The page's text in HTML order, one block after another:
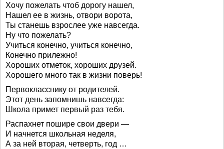
Хочу пожелать чтоб дорогу нашел,
Нашел ее в жизнь, отвори ворота,
Ты станешь взрослее уже навсегда.
Ну что пожелать?
Учиться конечно, учиться конечно,
Конечно прилежно!
Хороших отметок, хороших друзей.
Хорошего много так в жизни поверь!
Первокласснику от родителей.
Этот день запомнишь навсегда:
Школа примет первый раз тебя.
Распахнет пошире свои двери —
И начнется школьная неделя,
А за ней вторая, четверть, год …